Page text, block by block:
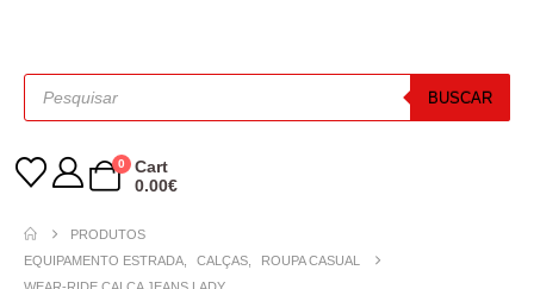
BUSCAR
0
Cart
0.00€
PRODUTOS
EQUIPAMENTO ESTRADA
CALÇAS
ROUPA CASUAL